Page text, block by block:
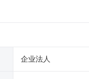
企业法人